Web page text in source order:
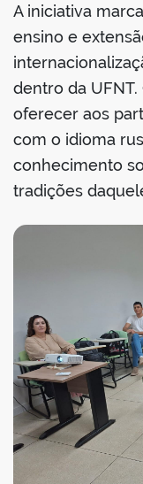
A iniciativa
ensino e
dentro da
oferecer aos
com o idioma
conhecimento
tradições